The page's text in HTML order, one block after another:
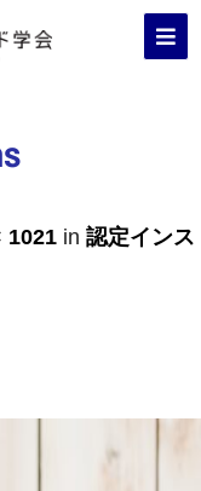
1021 in 認定インス